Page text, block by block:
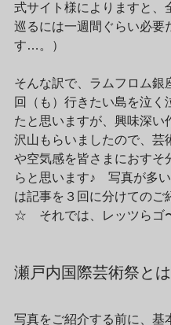
式サイト様によりますと、
巡るには一週間ぐらい必要
す…。）
そんな訳で、ラムフロム銀
回（も）行きたい島を泣く
たと思いますが、興味深い
沢山もらいましたので、芸
や空気感を皆さまにおすそ
らと思います♪　写真が多
は記事を３回に分けてのご
☆　それでは、レッツらゴ
瀬戸内国際芸術祭とは
写真をご紹介する前に、基